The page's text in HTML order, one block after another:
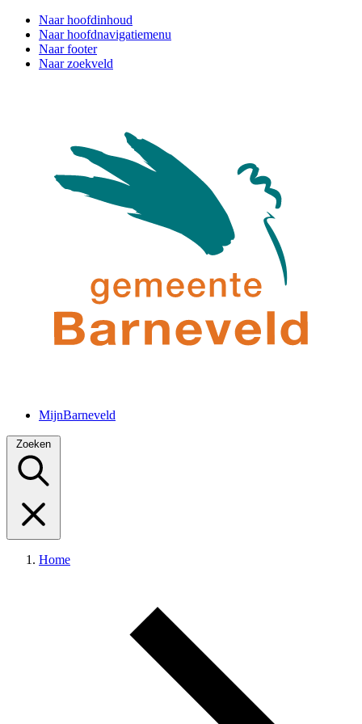
Naar hoofdinhoud
Naar hoofdnavigatiemenu
Naar footer
Naar zoekveld
MijnBarneveld
Zoeken
Home